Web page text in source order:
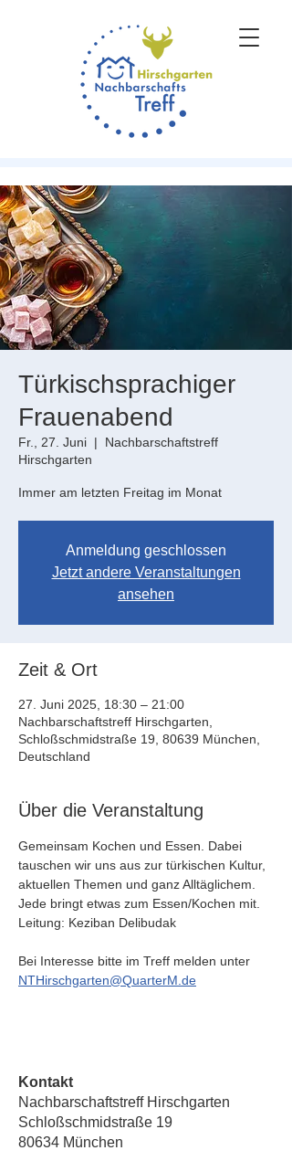
Türkischsprachiger
Frauenabend
Fr., 27. Juni
  |
Nachbarschaftstreff
Hirschgarten
Immer am letzten Freitag im Monat
Anmeldung geschlossen
Jetzt andere Veranstaltungen
ansehen
Zeit & Ort
27. Juni 2025, 18:30 – 21:00
Nachbarschaftstreff Hirschgarten,
Schloßschmidstraße 19, 80639 München,
Deutschland
Über die Veranstaltung
Gemeinsam Kochen und Essen. Dabei
tauschen wir uns aus zur türkischen Kultur,
aktuellen Themen und ganz Alltäglichem.
Jede bringt etwas zum Essen/Kochen mit.
Leitung: Keziban Delibudak
Bei Interesse bitte im Treff melden unter
NTHirschgarten@QuarterM.de
Kontakt
Nachbarschaftstreff Hirschgarten
Schloßschmidstraße 19
80634 München